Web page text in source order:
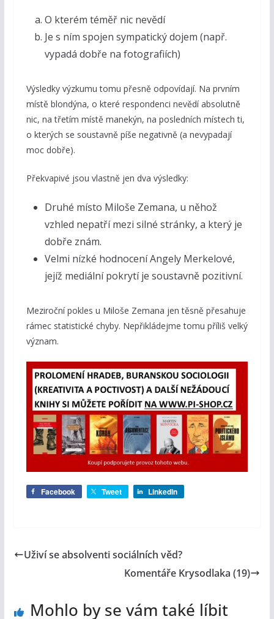
O kterém téměř nic nevědí
Je s ním spojen sympatický dojem (např.
vypadá dobře na fotografiích)
Výsledky výzkumu tomu přesně odpovídají. Na prvním
místě blondýna, o které respondenci nevědí absolutně
nic, na třetím místě manekýn, na posledních místech ti,
o kterých se soustavně píše negativně (a nevypadají
moc dobře).
Překvapivé jsou vlastně jen dva výsledky:
Druhé místo Miloše Zemana, u něhož
vzhled nepatří mezi silné stránky, a který je
dobře znám.
Velmi nízké hodnocení Angely Merkelové,
jejíž mediální pokrytí je soustavně pozitivní.
Meziroční pokles u Miloše Zemana jen těsně přesahuje
rámec statistické chyby. Nepřikládejme tomu příliš velký
význam.
Facebook Tweet LinkedIn
Uživí se absolventi sociálních věd?
Komentáře Krysodlaka (19)
Mohlo by se vám také líbit